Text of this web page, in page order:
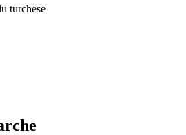
turchese